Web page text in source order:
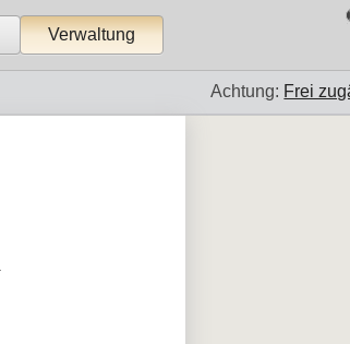
Verwaltung
Achtung: Frei